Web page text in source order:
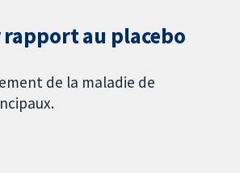
au placebo
de la maladie de